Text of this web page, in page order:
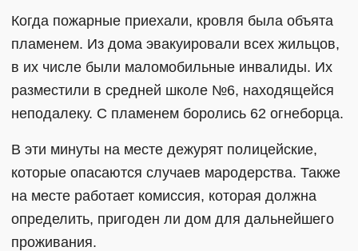
Когда пожарные приехали, кровля была объята
пламенем. Из дома эвакуировали всех жильцов,
в их числе были маломобильные инвалиды. Их
разместили в средней школе №6, находящейся
неподалеку. С пламенем боролись 62 огнеборца.
В эти минуты на месте дежурят полицейские,
которые опасаются случаев мародерства. Также
на месте работает комиссия, которая должна
определить, пригоден ли дом для дальнейшего
проживания.